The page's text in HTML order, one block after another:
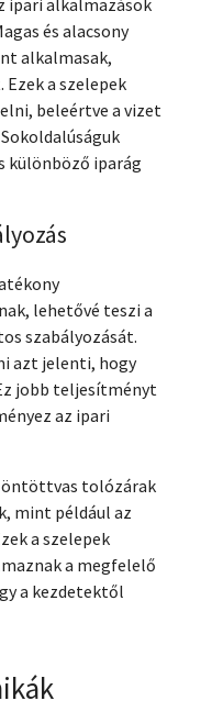
és alacsony
alkalmasak,
a szelepek
beleértve a vizet
különböző iparág
lehetővé teszi a
szabályozását.
azt jelenti, hogy
jobb teljesítményt
az ipari
öntöttvas tolózárak
mint például az
a szelepek
a megfelelő
a kezdetektől